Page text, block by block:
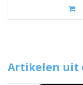
Artikelen uit